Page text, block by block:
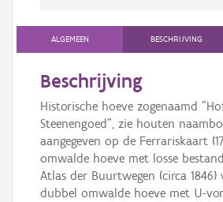
ALGEMEEN BESCHRIJVING
Beschrijving
Historische hoeve zogenaamd
Steenengoed", zie houten
aangegeven op de Ferrariskaart
omwalde hoeve met losse
Atlas der Buurtwegen (circa 1846)
dubbel omwalde hoeve met U-